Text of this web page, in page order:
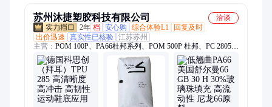
苏州沐捷塑胶科技有限公司
洽谈
2年 档 安心购 综合体验L1
回复及时
出价迅速
真实性已核验 江苏苏州
主营： POM 100P、PA66杜邦系列、POM 500P 杜邦、PC 2805科
思创、PA66旭化成、沙比克pmmap20mh、Hips、PMMA、
PMMA 20HR、Tpu、Pa46、Pa66、Hdpe、Ldpe、Poe、Eva、
Lcp、Pbt、PP、Abs、Asa、Pctg、Para、PEEK